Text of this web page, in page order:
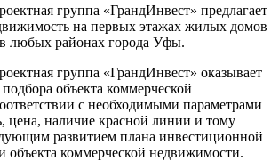
группа «ГрандИнвест» предлагает
на первых этажах жилых домов
любых районах города Уфы.
группа «ГрандИнвест» оказывает
объекта коммерческой
с необходимыми параметрами
наличие красной линии и тому
развитием плана инвестиционной
объекта коммерческой недвижимости.